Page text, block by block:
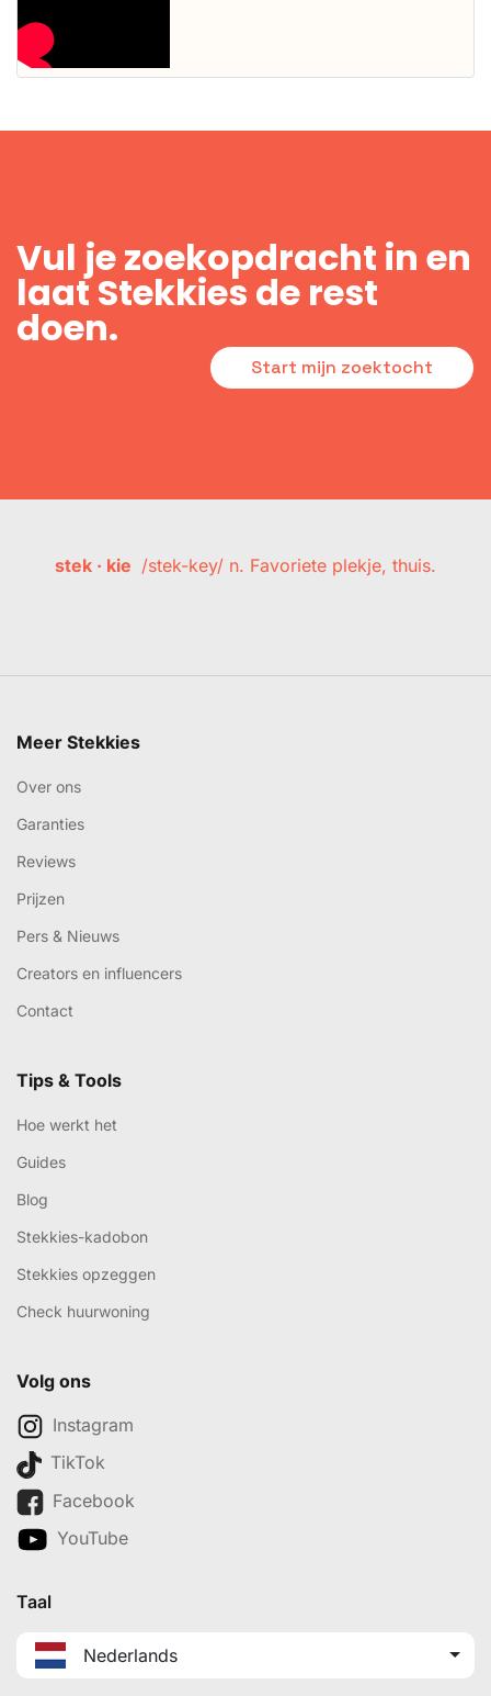
Vul je zoekopdracht in en
laat Stekkies de rest
doen.
Start mijn zoektocht
stek · kie /stek-key/ n. Favoriete plekje, thuis.
Meer Stekkies
Over ons
Garanties
Reviews
Prijzen
Pers & Nieuws
Creators en influencers
Contact
Tips & Tools
Hoe werkt het
Guides
Blog
Stekkies-kadobon
Stekkies opzeggen
Check huurwoning
Volg ons
Instagram
TikTok
Facebook
YouTube
Taal
Nederlands